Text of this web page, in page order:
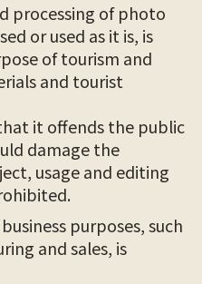
processing of photo
or used as it is, is
of tourism and
and tourist
it offends the public
damage the
usage and editing
purposes, such
and sales, is